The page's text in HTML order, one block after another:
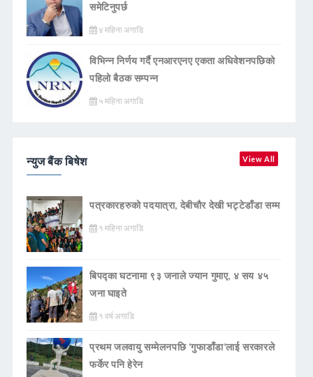
समेटिनुपर्छ
४ महिना अगाडि
विभिन्न निर्णय गर्दै एनआरएनए एकता अधिवेशनपछिको
पहिलो बैठक सम्पन्न
५ महिना अगाडि
न्युज बैंक बिषेश View All
पत्रकारहरुको पदयात्रा, देबीचौर देखी भट्टेडाँडा सम्म
१ महिना अगाडि
बिपद्का घटनामा ९३ जनाले ज्यान गुमाए, ४ सय ४५
जना घाइते
१ वर्ष अगाडि
प्रथम जलवायु सम्मेलनपछि ‘गुफाडाँडा’लाई सरकारले
फर्केर पनि हेरेन